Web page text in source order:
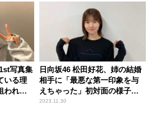
写真集
いる理
われま
日向坂46 松田好花、姉の結婚
相手に「最悪な第一印象を与
えちゃった」初対面の様子を
告白「メンチ切る感じに……
2023.11.30